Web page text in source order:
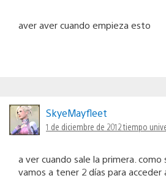
aver aver cuando empieza esto
SkyeMayfleet
1 de diciembre de 2012 tiempo
a ver cuando sale la primera. como
vamos a tener 2 días para acceder